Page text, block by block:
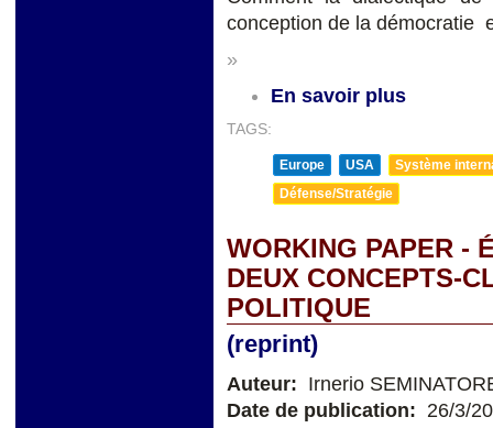
conception de la démocratie
»
En savoir plus
TAGS:
Europe USA
Système
Défense/Stratégie
WORKING PAPER -
DEUX CONCEPTS-
POLITIQUE
(reprint)
Auteur: Irnerio
Date de publication: 26/3/